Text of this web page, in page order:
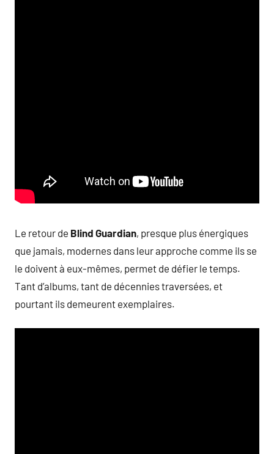
Le retour de Blind Guardian, presque plus énergiques
que jamais, modernes dans leur approche comme ils se
le doivent à eux-mêmes, permet de défier le temps.
Tant d’albums, tant de décennies traversées, et
pourtant ils demeurent exemplaires.